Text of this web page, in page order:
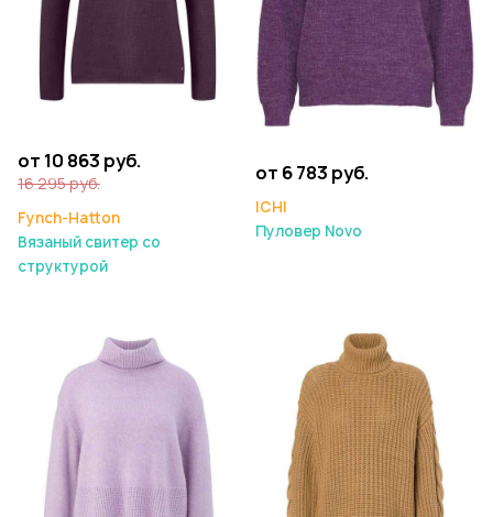
от 10 863 руб.
16 295 руб.
Fynch-Hatton
Вязаный свитер со
структурой
от 6 783 руб.
ICHI
Пуловер Novo